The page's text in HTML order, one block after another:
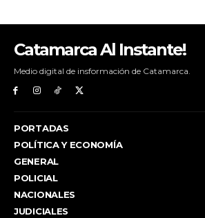
Catamarca Al Instante!
Medio digital de insformación de Catamarca.
PORTADAS
POLÍTICA Y ECONOMÍA
GENERAL
POLICIAL
NACIONALES
JUDICIALES